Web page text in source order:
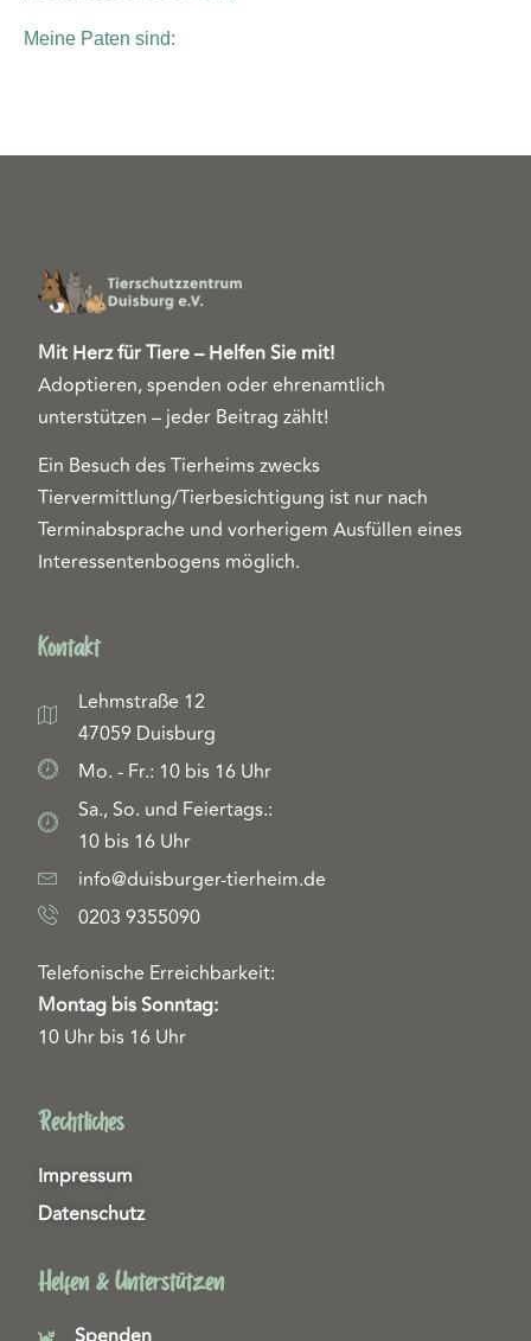
Meine Paten sind:
Mit Herz für Tiere – Helfen Sie mit!
Adoptieren, spenden oder ehrenamtlich
unterstützen – jeder Beitrag zählt!
Ein Besuch des Tierheims zwecks
Tiervermittlung/Tierbesichtigung ist nur nach
Terminabsprache und vorherigem Ausfüllen eines
Interessentenbogens möglich.
Kontakt
Lehmstraße 12
47059 Duisburg
Mo. - Fr.: 10 bis 16 Uhr
Sa., So. und Feiertags.:
10 bis 16 Uhr
info@duisburger-tierheim.de
0203 9355090
Telefonische Erreichbarkeit:
Montag bis Sonntag:
10 Uhr bis 16 Uhr
Rechtliches
Impressum
Datenschutz
Helfen & Unterstützen